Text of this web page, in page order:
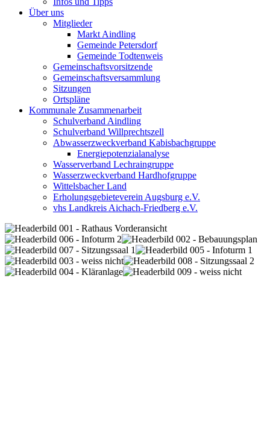
Über uns
Mitglieder
Markt Aindling
Gemeinde Petersdorf
Gemeinde Todtenweis
Gemeinschaftsvorsitzende
Gemeinschaftsversammlung
Sitzungen
Ortspläne
Kommunale Zusammenarbeit
Schulverband Aindling
Schulverband Willprechtszell
Abwasserzweckverband Kabisbachgruppe
Energiepotenzialanalyse
Wasserverband Lechraingruppe
Wasserzweckverband Hardhofgruppe
Wittelsbacher Land
Erholungsgebieteverein Augsburg e.V.
vhs Landkreis Aichach-Friedberg e.V.